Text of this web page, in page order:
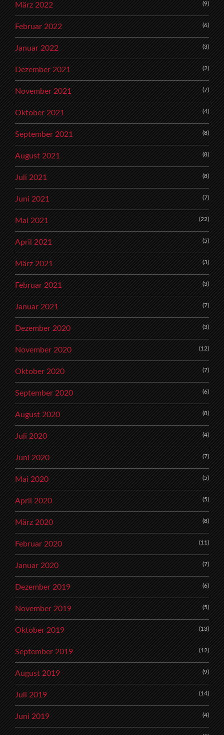
März 2022 (9)
Februar 2022 (6)
Januar 2022 (3)
Dezember 2021 (2)
November 2021 (7)
Oktober 2021 (4)
September 2021 (8)
August 2021 (8)
Juli 2021 (8)
Juni 2021 (7)
Mai 2021 (22)
April 2021 (5)
März 2021 (3)
Februar 2021 (3)
Januar 2021 (7)
Dezember 2020 (3)
November 2020 (12)
Oktober 2020 (7)
September 2020 (6)
August 2020 (8)
Juli 2020 (4)
Juni 2020 (7)
Mai 2020 (5)
April 2020 (5)
März 2020 (8)
Februar 2020 (11)
Januar 2020 (7)
Dezember 2019 (6)
November 2019 (5)
Oktober 2019 (13)
September 2019 (12)
August 2019 (9)
Juli 2019 (14)
Juni 2019 (4)